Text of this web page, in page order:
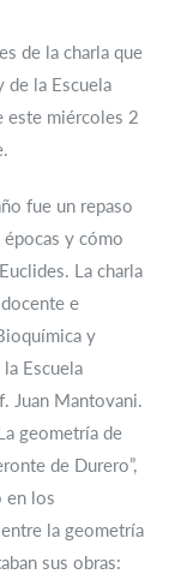
de la charla que
de la Escuela
este miércoles 2
fue un repaso
y cómo
La charla
e
y
Escuela
Juan Mantovani.
geometría de
de Durero”,
en los
la geometría
sus obras: